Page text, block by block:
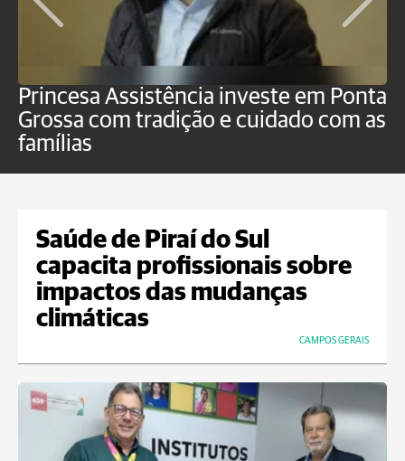
Princesa Assistência investe em Ponta
Grossa com tradição e cuidado com as
famílias
Saúde de Piraí do Sul
capacita profissionais sobre
impactos das mudanças
climáticas
CAMPOS GERAIS